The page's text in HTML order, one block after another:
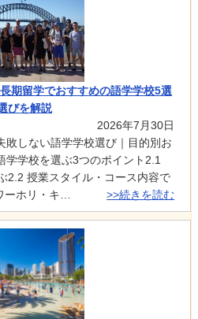
期留学でおすすめの語学学校5選
びを解説
2026年7月30日
敗しない語学学校選び｜目的別お
学学校を選ぶ3つのポイント2.1
2.2 授業スタイル・コース内容で
ーホリ・キ…
>>続きを読む